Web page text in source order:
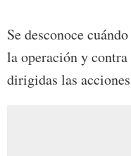
Se desconoce
la operación y
dirigidas las